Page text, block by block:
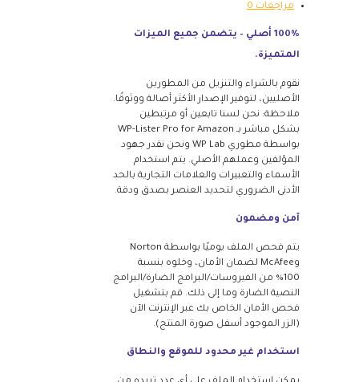
مراجعات0
100% أصلي – يتضمن جميع الميزات
المتميزة.
نقوم بالشراء والتنزيل من المطورين
الأصليين، لتوفير الإصدار الأكثر أصالة ووثوقًا.
ملاحظة: نحن لسنا تابعين أو مرتبطين
بشكل مباشر بـ WP-Lister Pro for Amazon
بواسطة مطوري WP Lab ونحن نقدر جهود
المؤلفين وعملهم الأصلي. يتم استخدام
الأسماء والتعبيرات والعلامات التجارية بالحد
الأدنى الضروري لتحديد العنصر بصدق ودقة.
آمن ومضمون
يتم فحص الملف يوميًا بواسطة Norton
وMcAfee لضمان الأمان، وخلوه بنسبة
100% من الفيروسات/البرامج الضارة/البرامج
النصية الضارة وما إلى ذلك. قم بتشغيل
فحص الأمان الخاص بك عبر الإنترنت الآن
(الزر الموجود أسفل صورة المنتج).
استخدام غير محدود للموقع والنطاق